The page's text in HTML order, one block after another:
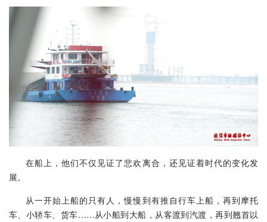
在船上，他们不仅见证了悲欢离合，还见证着时代的变化发
展。
从一开始上船的只有人，慢慢到有推自行车上船，再到摩托
车、小轿车、货车……从小船到大船，从客渡到汽渡，再到翘首以